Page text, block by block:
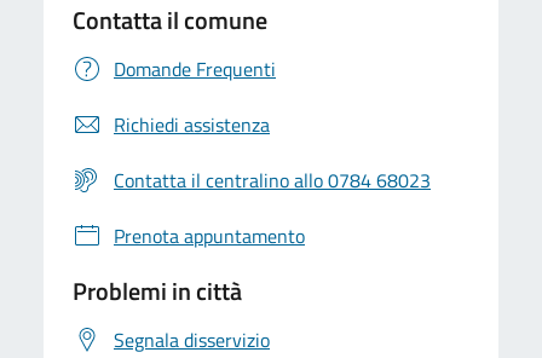
Contatta il comune
Domande Frequenti
Richiedi assistenza
Contatta il centralino allo 0784 68023
Prenota appuntamento
Problemi in città
Segnala disservizio